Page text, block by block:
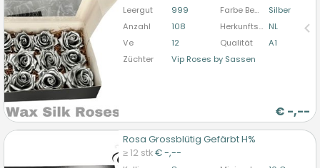
Leergut
999 Farbe Behandelt
Silber
Anzahl
108 Herkunftsland NL
Ve
12 Qualität
A1
Züchter
Vip Roses by Sassen
€ -,--
Rosa Grossblütig Gefärbt H%
≥ 12 stk€ -,--
Rosa Grossblütig Gefärbt H%
U moet ingelogd zijn om te kunnen kopen.
Hier